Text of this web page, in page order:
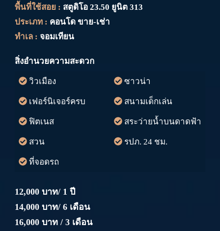
พื้นที่ใช้สอย : สตูดิโอ 23.50 ยูนิต 313
ประเภท : คอนโด ขาย-เช่า
ทำเล : จอมเทียน
สิ่งอำนวยความสะดวก
วิวเมือง ซาวน่า
เฟอร์นิเจอร์ครบ สนามเด็กเล่น
ฟิตเนส สระว่ายน้ำบนดาดฟ้า
สวน รปภ. 24 ชม.
ที่จอดรถ
12,000 บาท/ 1 ปี
14,000 บาท/ 6 เดือน
16,000 บาท / 3 เดือน